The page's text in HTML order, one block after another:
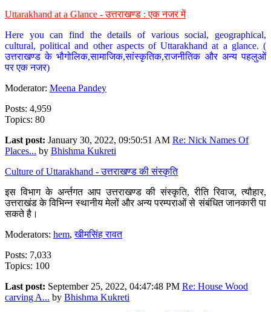
Uttarakhand at a Glance - उत्तराखण्ड : एक नजर में
Here you can find the details of various social, geographical,
cultural, political and other aspects of Uttarakhand at a glance. (
उत्तराखण्ड के भौगोलिक,सामाजिक,सांस्कृतिक,राजनीतिक और अन्य पहलुओं
पर एक नजर)
Moderator: Meena Pandey
Posts: 4,959
Topics: 80
Last post: January 30, 2022, 09:50:51 AM Re: Nick Names Of
Places... by Bhishma Kukreti
Culture of Uttarakhand - उत्तराखण्ड की संस्कृति
इस विभाग के अर्न्तगत आप उत्तराखण्ड की संस्कृति, रीति रिवाज, त्यौहार,
उत्तराखंड के विभिन्न स्थानीय मेलों और अन्य परम्पराओं से संबंधित जानकारी पा
सकते है।
Moderators: hem,खीमसिंह रावत
Posts: 7,033
Topics: 100
Last post: September 25, 2022, 04:47:48 PM Re: House Wood
carving A... by Bhishma Kukreti